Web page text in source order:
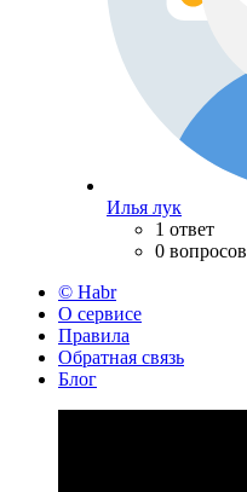
Илья лук
1 ответ
0 вопросов
© Habr
О сервисе
Правила
Обратная связь
Блог